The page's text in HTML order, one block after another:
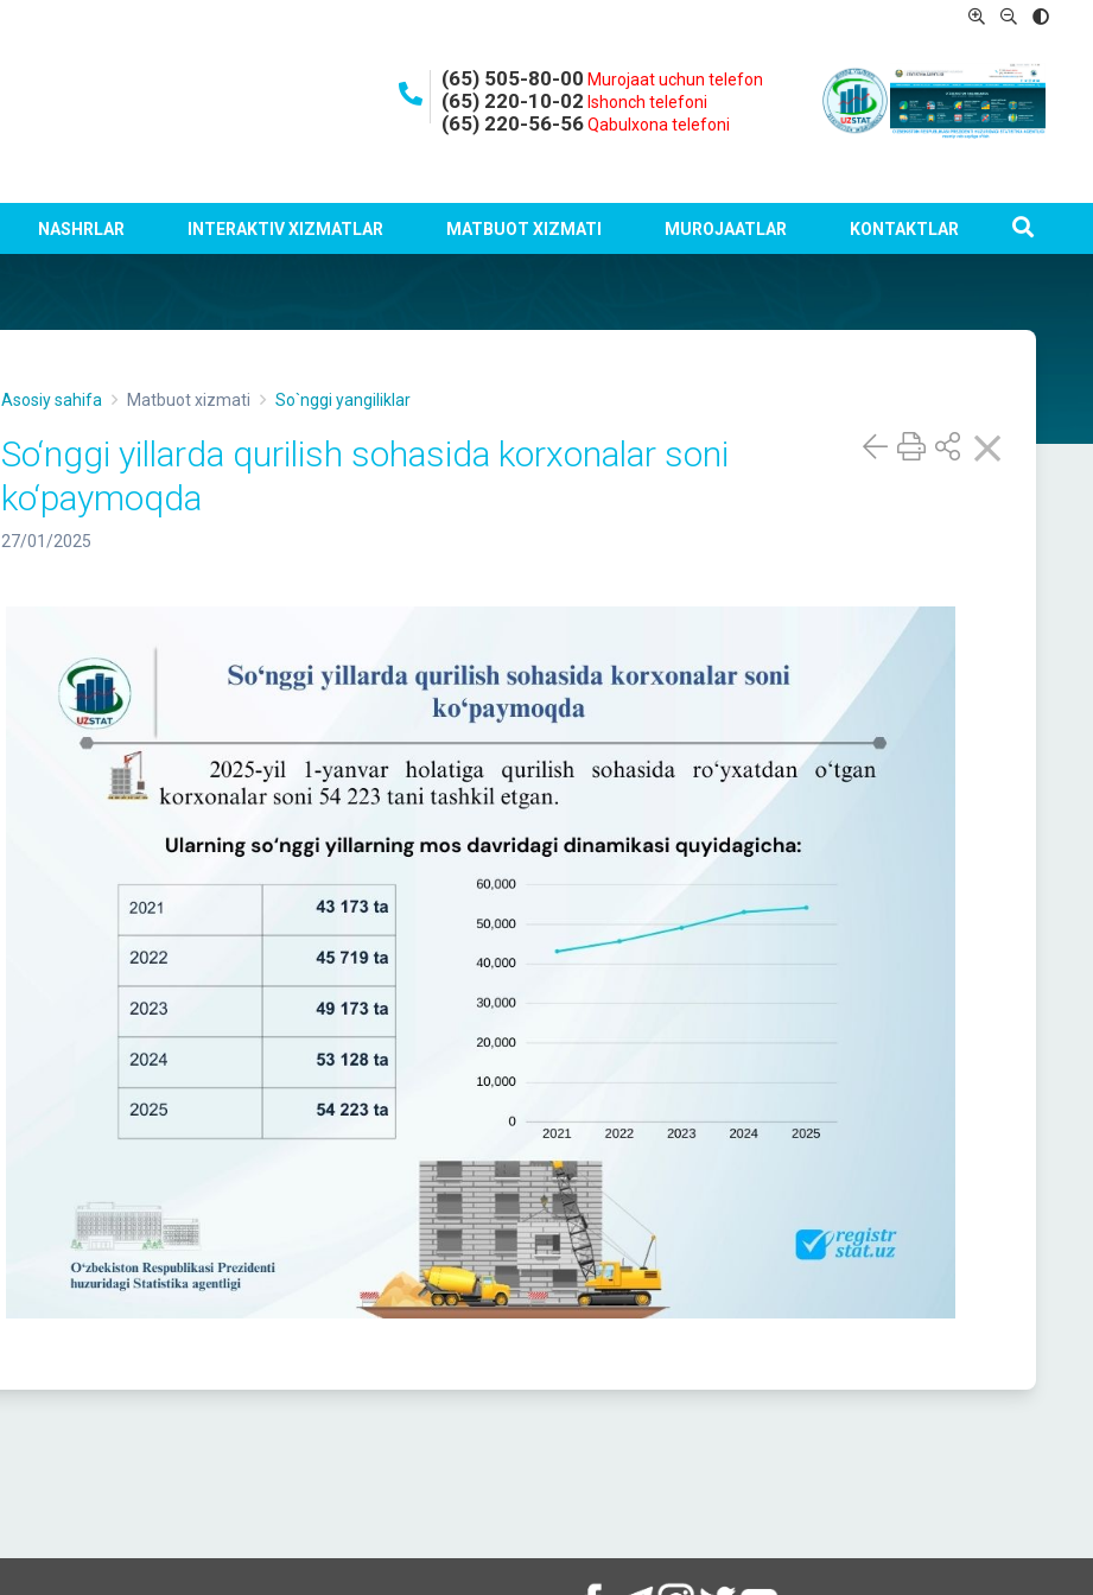
(65) 505-80-00 Murojaat uchun telefon
(65) 220-10-02 Ishonch telefoni
(65) 220-56-56 Qabulxona telefoni
NASHRLAR INTERAKTIV XIZMATLAR MATBUOT XIZMATI MUROJAATLAR KONTAKTLAR
Asosiy sahifa Matbuot xizmati So`nggi yangiliklar
So‘nggi yillarda qurilish sohasida korxonalar soni
ko‘paymoqda
27/01/2025